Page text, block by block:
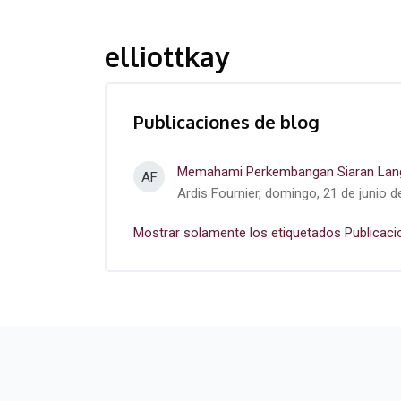
elliottkay
Publicaciones de blog
AF
Memahami Perkembangan Siaran
Ardis Fournier, domingo, 21 de junio
Mostrar solamente los etiquetados